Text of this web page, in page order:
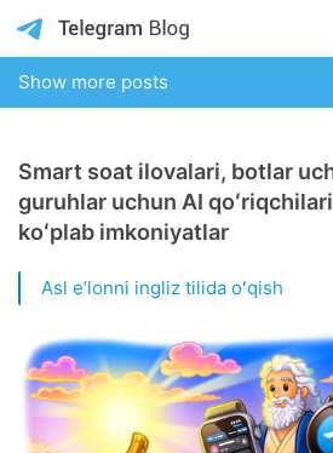
Show more posts
Smart soat ilovalari, botlar
guruhlar uchun AI
koʻplab imkoniyatlar
Asl eʼlonni ingliz tilida oʻqish